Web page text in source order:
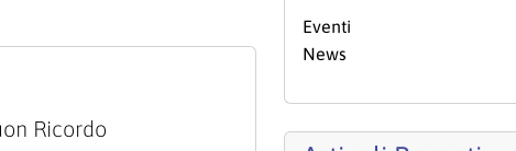
Ricordo
Eventi
News